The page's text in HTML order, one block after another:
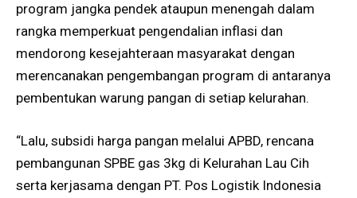
program jangka pendek ataupun menengah dalam
rangka memperkuat pengendalian inflasi dan
mendorong kesejahteraan masyarakat dengan
merencanakan pengembangan program di antaranya
pembentukan warung pangan di setiap kelurahan.
“Lalu, subsidi harga pangan melalui APBD, rencana
pembangunan SPBE gas 3kg di Kelurahan Lau Cih
serta kerjasama dengan PT. Pos Logistik Indonesia